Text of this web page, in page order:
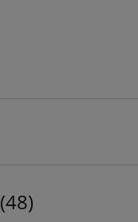
(48)